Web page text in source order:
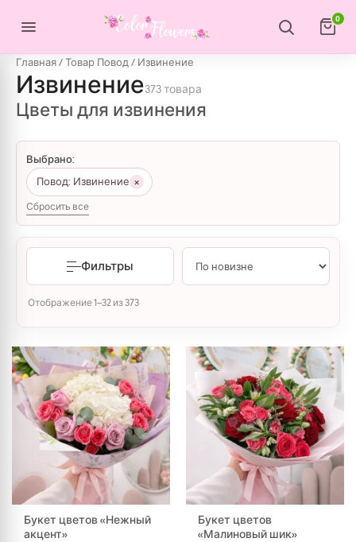
0
Главная/ Товар Повод / Извинение
Извинение373 товара
Цветы для извинения
Выбрано:
Повод: Извинение ×
Сбросить все
Фильтры
Отображение 1–32 из 373Сортировка: самые недавние
Букет цветов «Нежный
акцент»
Букет цветов
«Малиновый шик»